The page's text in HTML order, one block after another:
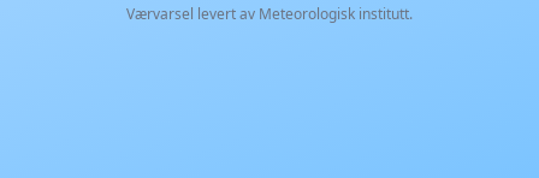
Værvarsel levert av Meteorologisk institutt.